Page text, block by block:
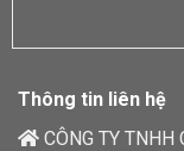
Thông tin liên hệ
CÔNG TY TNHH